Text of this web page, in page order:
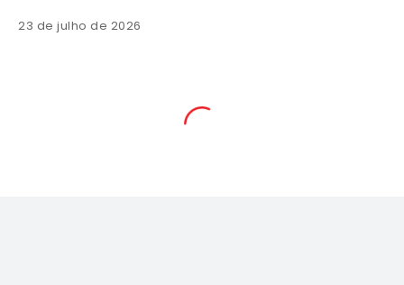
23 de julho de 2026